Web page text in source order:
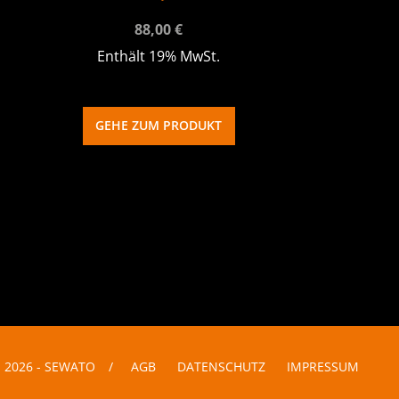
88,00€
Enthält 19% MwSt.
GEHE ZUM PRODUKT
- SEWATO / AGB DATENSCHUTZ IMPRESSUM